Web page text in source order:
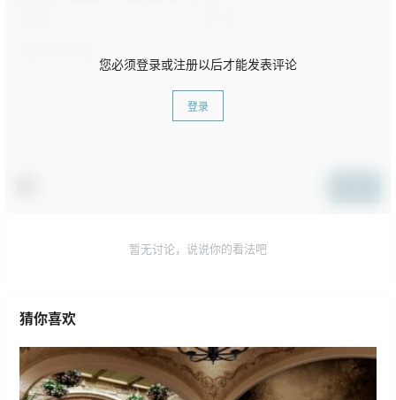
您必须登录或注册以后才能发表评论
登录
暂无讨论，说说你的看法吧
猜你喜欢